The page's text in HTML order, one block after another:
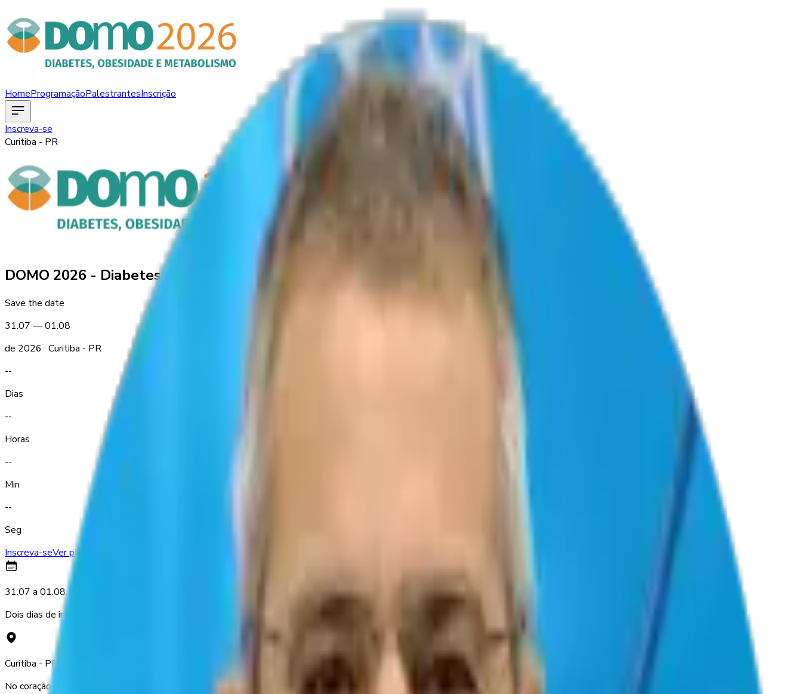
HomeProgramaçãoPalestrantesInscrição
Inscreva-se
Curitiba - PR
DOMO 2026 - Diabetes, Obesidade e Metabolismo
Save the date
31.07 — 01.08
de 2026 · Curitiba - PR
--
Dias
--
Horas
--
Min
--
Seg
Inscreva-seVer programação
31.07 a 01.08.2026
Dois dias de imersão em diabetes, obesidade e metabolismo.
Curitiba - PR
No coração da capital, com infraestrutura completa.